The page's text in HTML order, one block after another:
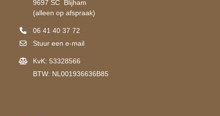
9697 SC Blijham
(alleen op afspraak)
06 41 40 37 72
Stuur een e-mail
KvK: 53328566
BTW: NL001936636B85